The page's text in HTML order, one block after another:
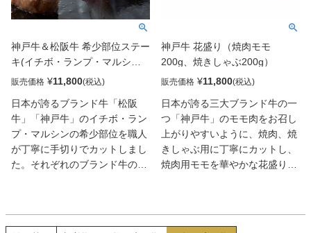
す。マルシンは程よく脂繊維が
入った柔らかい食感と上品な肉
の味わいをバランスよく楽しめ
る部位です。それぞれ部位の食
感や風味の違いをお楽しみくだ
肪分が少なく、脂分も少ないた
め、きめ細かい柔らかな赤身が
堪能できます。ウデ肉は肉色も
濃く、スジが多いため肉質はし
しめます。バラ肉は繊維質が多
く、肉のきめも粗いのでやや肉
質は堅めですが、霜降りが入り
やすい部位なので濃厚な肉の風
味、旨味を感じられる部位で
お楽しみください。
神戸牛＆松阪牛 希少部位ステー
キ(イチボ・ランプ・マルシン
各120g 計360g)
販売価格 ¥11,800
日本が誇るブランド牛「松阪
牛」「神戸牛」のイチボ・ラン
プ・マルシンの希少部位を職人
が丁寧に手切りでカットしまし
た。それぞれのブランド牛の部
細な脂。この脂から生まれる美
神戸牛 花盛り（焼肉モモ
200g、焼きしゃぶ200g）
販売価格 ¥11,800
日本が誇る三大ブランド牛の一
つ「神戸牛」のモモ肉をお召し
上がりやすいように、焼肉、焼
きしゃぶ用に丁寧にカットし、
焼肉用モモを華やかな花盛りに
牛の認定基準は日本一厳しいと